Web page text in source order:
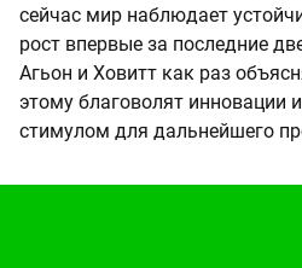
сейчас мир наблюдает
рост впервые за последние
Агьон и Ховитт как раз
этому благоволят инновации
стимулом для дальнейшего